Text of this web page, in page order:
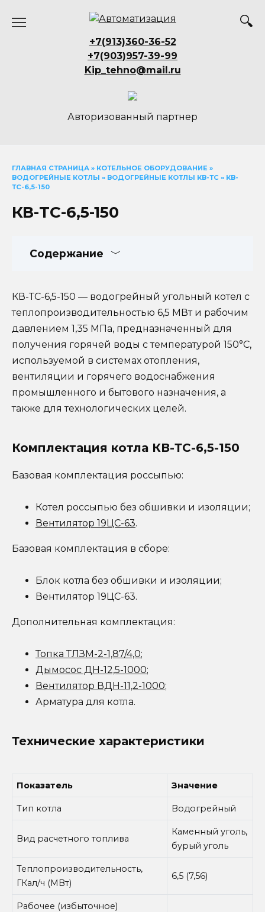
+7(913)360-36-52
+7(903)957-39-99
Kip_tehno@mail.ru
Авторизованный партнер
ГЛАВНАЯ СТРАНИЦА » КОТЕЛЬНОЕ ОБОРУДОВАНИЕ »
ВОДОГРЕЙНЫЕ КОТЛЫ » ВОДОГРЕЙНЫЕ КОТЛЫ КВ-ТС » КВ-
ТС-6,5-150
КВ-ТС-6,5-150
Содержание
КВ-ТС-6,5-150 — водогрейный угольный котел с
теплопроизводительностью 6,5 МВт и рабочим
давлением 1,35 МПа, предназначенный для
получения горячей воды с температурой 150°С,
используемой в системах отопления,
вентиляции и горячего водоснабжения
промышленного и бытового назначения, а
также для технологических целей.
Комплектация котла КВ-ТС-6,5-150
Базовая комплектация россыпью:
Котел россыпью без обшивки и изоляции;
Вентилятор 19ЦС-63.
Базовая комплектация в сборе:
Блок котла без обшивки и изоляции;
Вентилятор 19ЦС-63.
Дополнительная комплектация:
Топка ТЛЗМ-2-1,87/4,0;
Дымосос ДН-12,5-1000;
Вентилятор ВДН-11,2-1000;
Арматура для котла.
Технические характеристики
Показатель Значение
Тип котла Водогрейный
Вид расчетного топлива
Каменный уголь,
бурый уголь
Теплопроизводительность,
ГКал/ч (МВт)
6,5 (7,56)
Рабочее (избыточное)